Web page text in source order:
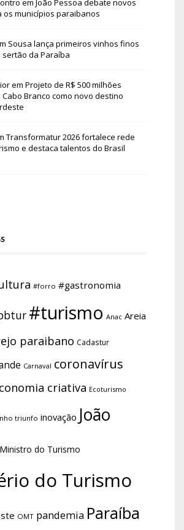
em João Pessoa debate novos
os municípios paraibanos
Sousa lança primeiros vinhos finos
da Paraíba
em Projeto de R$ 500 milhões
Branco como novo destino
Transformatur 2026 fortalece rede
e destaca talentos do Brasil
#forro #gastronomia
#turismo Anac Areia
paraibano Cadastur
Carnaval coronavírus
criativa Ecoturismo
triunfo inovação João
Ministro do Turismo
do Turismo
OMT pandemia Paraíba